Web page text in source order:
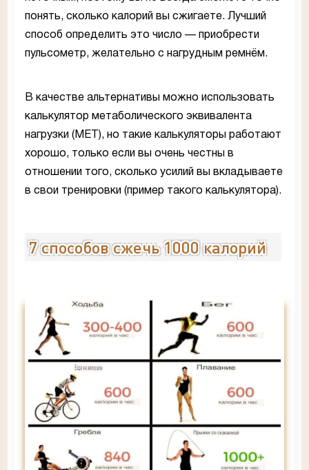
понять, сколько калорий вы сжигаете. Лучший
способ определить это число — приобрести
пульсометр, желательно с нагрудным ремнём.
В качестве альтернативы можно использовать
калькулятор метаболического эквивалента
нагрузки (MET), но такие калькуляторы работают
хорошо, только если вы очень честны в
отношении того, сколько усилий вы вкладываете
в свои тренировки (пример такого калькулятора).
7 способов сжечь 1000 калорий